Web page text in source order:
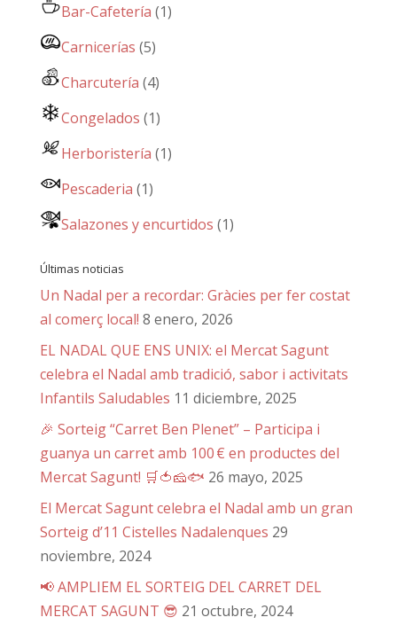
Bar-Cafetería (1)
Carnicerías (5)
Charcutería (4)
Congelados (1)
Herboristería (1)
Pescaderia (1)
Salazones y encurtidos (1)
Últimas noticias
Un Nadal per a recordar: Gràcies per fer costat
al comerç local! 8 enero, 2026
EL NADAL QUE ENS UNIX: el Mercat Sagunt
celebra el Nadal amb tradició, sabor i activitats
Infantils Saludables 11 diciembre, 2025
🎉 Sorteig “Carret Ben Plenet” – Participa i
guanya un carret amb 100 € en productes del
Mercat Sagunt! 🛒🍅🧀🐟 26 mayo, 2025
El Mercat Sagunt celebra el Nadal amb un gran
Sorteig d’11 Cistelles Nadalenques 29
noviembre, 2024
📢 AMPLIEM EL SORTEIG DEL CARRET DEL
MERCAT SAGUNT 😎 21 octubre, 2024